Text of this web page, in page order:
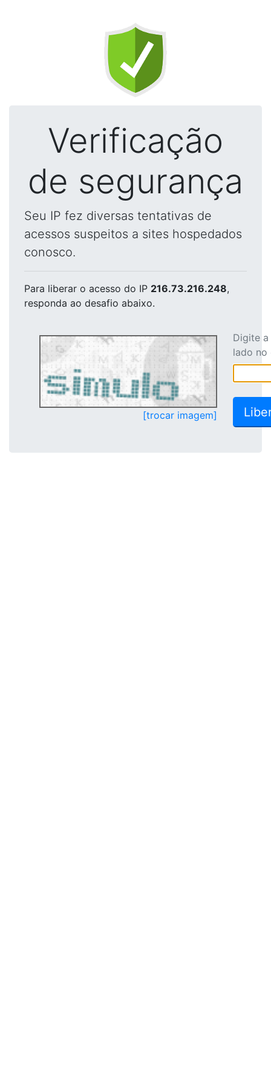
Verificação
de segurança
Seu IP fez diversas tentativas de
acessos suspeitos a sites hospedados
conosco.
Para liberar o acesso do IP 216.73.216.248,
responda ao desafio abaixo.
[trocar imagem]
Digite
lado no